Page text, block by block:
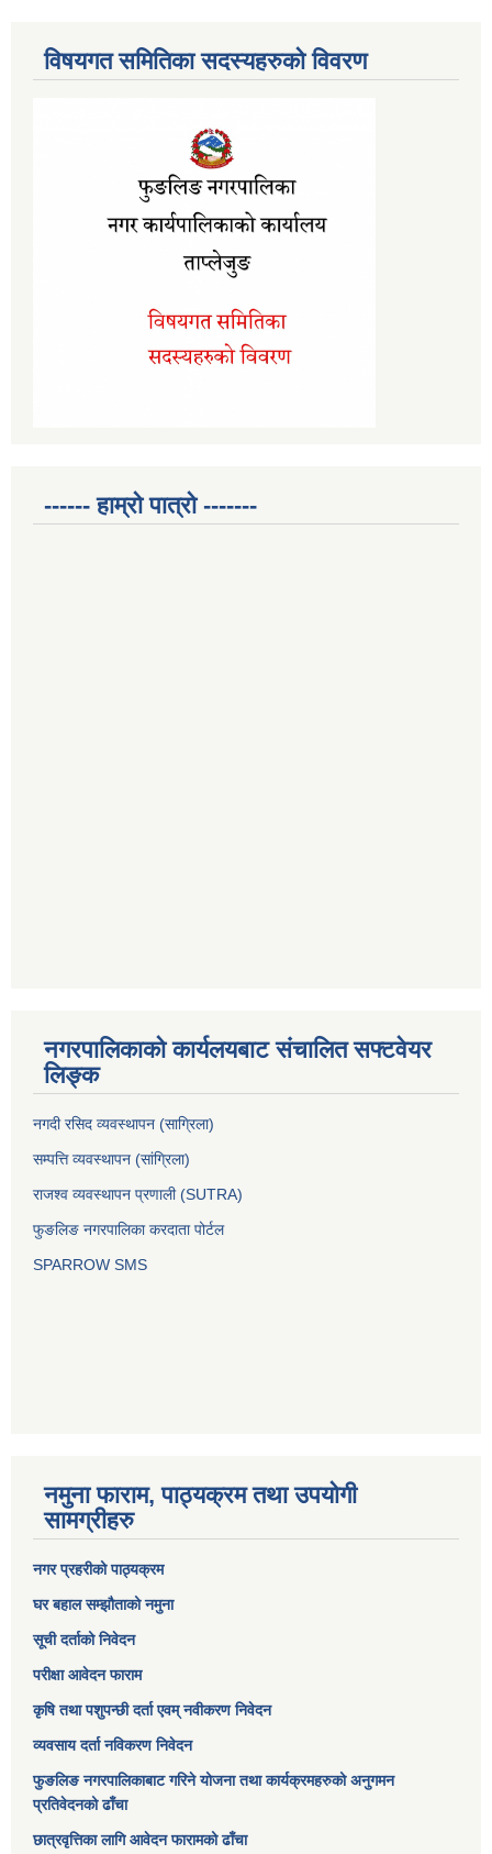
विषयगत समितिका सदस्यहरुको विवरण
------ हाम्रो पात्रो -------
नगरपालिकाको कार्यलयबाट संचालित सफ्टवेयर
लिङ्क
नगदी रसिद व्यवस्थापन (साग्रिला)
सम्पत्ति व्यवस्थापन (सांग्रिला)
राजश्व व्यवस्थापन प्रणाली (SUTRA)
फुङलिङ नगरपालिका करदाता पोर्टल
SPARROW SMS
नमुना फाराम, पाठ्यक्रम तथा उपयोगी
सामग्रीहरु
नगर प्रहरीको पाठ्यक्रम
घर बहाल सम्झौताको नमुना
सूची दर्ताको निवेदन
परीक्षा आवेदन फाराम
कृषि तथा पशुपन्छी दर्ता एवम् नवीकरण निवेदन
व्यवसाय दर्ता नविकरण निवेदन
फुङलिङ नगरपालिकाबाट गरिने योजना तथा कार्यक्रमहरुको अनुगमन
प्रतिवेदनको ढाँचा
छात्रवृत्तिका लागि आवेदन फारामको ढाँचा